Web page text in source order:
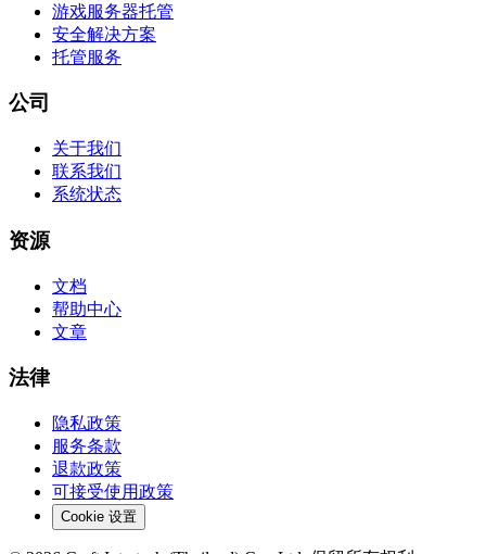
游戏服务器托管
安全解决方案
托管服务
公司
关于我们
联系我们
系统状态
资源
文档
帮助中心
文章
法律
隐私政策
服务条款
退款政策
可接受使用政策
Cookie 设置